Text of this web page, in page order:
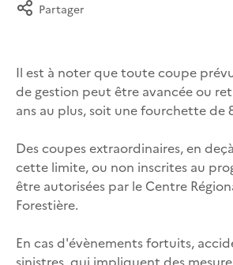
Partager
Il est à noter que toute coupe
de gestion peut être avancée ou
ans au plus, soit une fourchette de
Des coupes extraordinaires, en
cette limite, ou non inscrites au
être autorisées par le Centre
Forestière.
En cas d'évènements fortuits,
sinistres, qui impliquent des